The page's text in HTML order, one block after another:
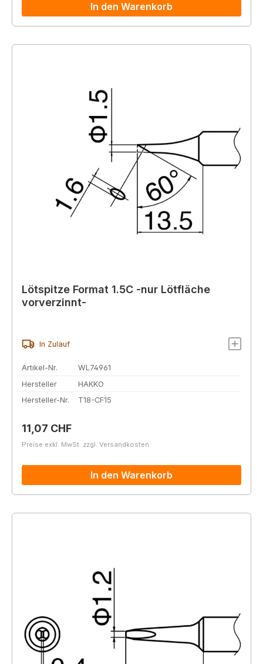
In den Warenkorb
Lötspitze Format 1.5C -nur Lötfläche
vorverzinnt-
In Zulauf
Artikel-Nr.
WL74961
Hersteller
HAKKO
Hersteller-Nr.
T18-CF15
Regulärer Preis:
11,07 CHF
Preise exkl. MwSt. zzgl. Versandkosten
In den Warenkorb